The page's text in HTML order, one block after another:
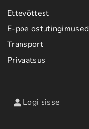
Ettevõttest
E-poe ostutingimused
Transport
Privaatsus
Logi sisse